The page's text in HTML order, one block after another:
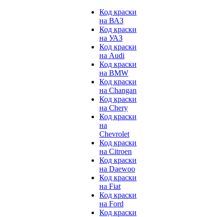
Код краски
на ВАЗ
Код краски
на УАЗ
Код краски
на Audi
Код краски
на BMW
Код краски
на Changan
Код краски
на Chery
Код краски
на
Chevrolet
Код краски
на Citroen
Код краски
на Daewoo
Код краски
на Fiat
Код краски
на Ford
Код краски